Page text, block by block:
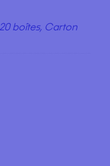
boîtes, Carton